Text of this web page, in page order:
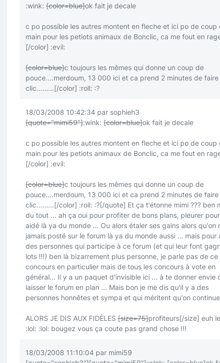
:wink: [color=blue]ok fait je decale
c po possible les autres montent en fleche et ici po de coup
main pour les petiots animaux de Bonclic, ca me fout en
[/color] :evil:
[color=blue]c toujours les mêmes qui donne un coup de
pouce....merdoum, 13 000 ici et ca prend 2 minutes de faire
clic.........[/color] :roll: :?
18/03/2008 10:42:34 par sophieh3
[quote="mimi59"]:wink: [color=blue]ok fait je decale
c po possible les autres montent en fleche et ici po de coup
main pour les petiots animaux de Bonclic, ca me fout en
[/color] :evil:
[color=blue]c toujours les mêmes qui donne un coup de
pouce....merdoum, 13 000 ici et ca prend 2 minutes de faire
clic.........[/color] :roll: :?[/quote] Et ça t'étonne mimi ??? ben
du tout ... ah ça oui pour profiter de bons plans, pleurer
aidé là ya du monde ... Ou alors étaler ses gains alors qu'on
jamais posté sur le forum là ya du monde aussi ... mais pour
des personnes qui participe à ce forum (et qui leur font
lots !!!) ben là bizarrement plus personne, je parle pas de ce
concours en particulier mais de tous les concours à vote en
général... Il y a un paquet d'invisible ici ... à te donner envie
laisser le forum en plan ... Mais bon je me dis qu'il y a des
personnes honnêtes et sympa et qui méritent qu'on
ALORS JE DIS AUX FIDÈLES [size=75]profiteurs[/size] euh
:lol: :lol: bougez vous ça coute pas grand chose !!!
18/03/2008 11:10:04 par mimi59